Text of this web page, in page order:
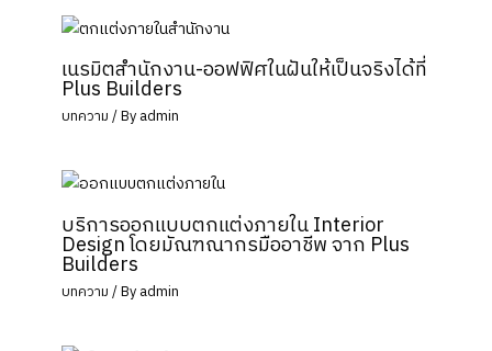
เนรมิตสำนักงาน-ออฟฟิศในฝันให้เป็นจริงได้ที่
Plus Builders
บทความ/ Byadmin
บริการออกแบบตกแต่งภายใน Interior
Design โดยมัณฑณากรมืออาชีพ จาก Plus
Builders
บทความ/ Byadmin